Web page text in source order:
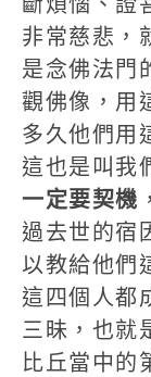
非常慈悲，
是念佛法門
觀佛像，用
多久他們用
這也是叫我
一定要契機
過去世的宿
以教給他們
這四個人都
三昧，也就
比丘當中的